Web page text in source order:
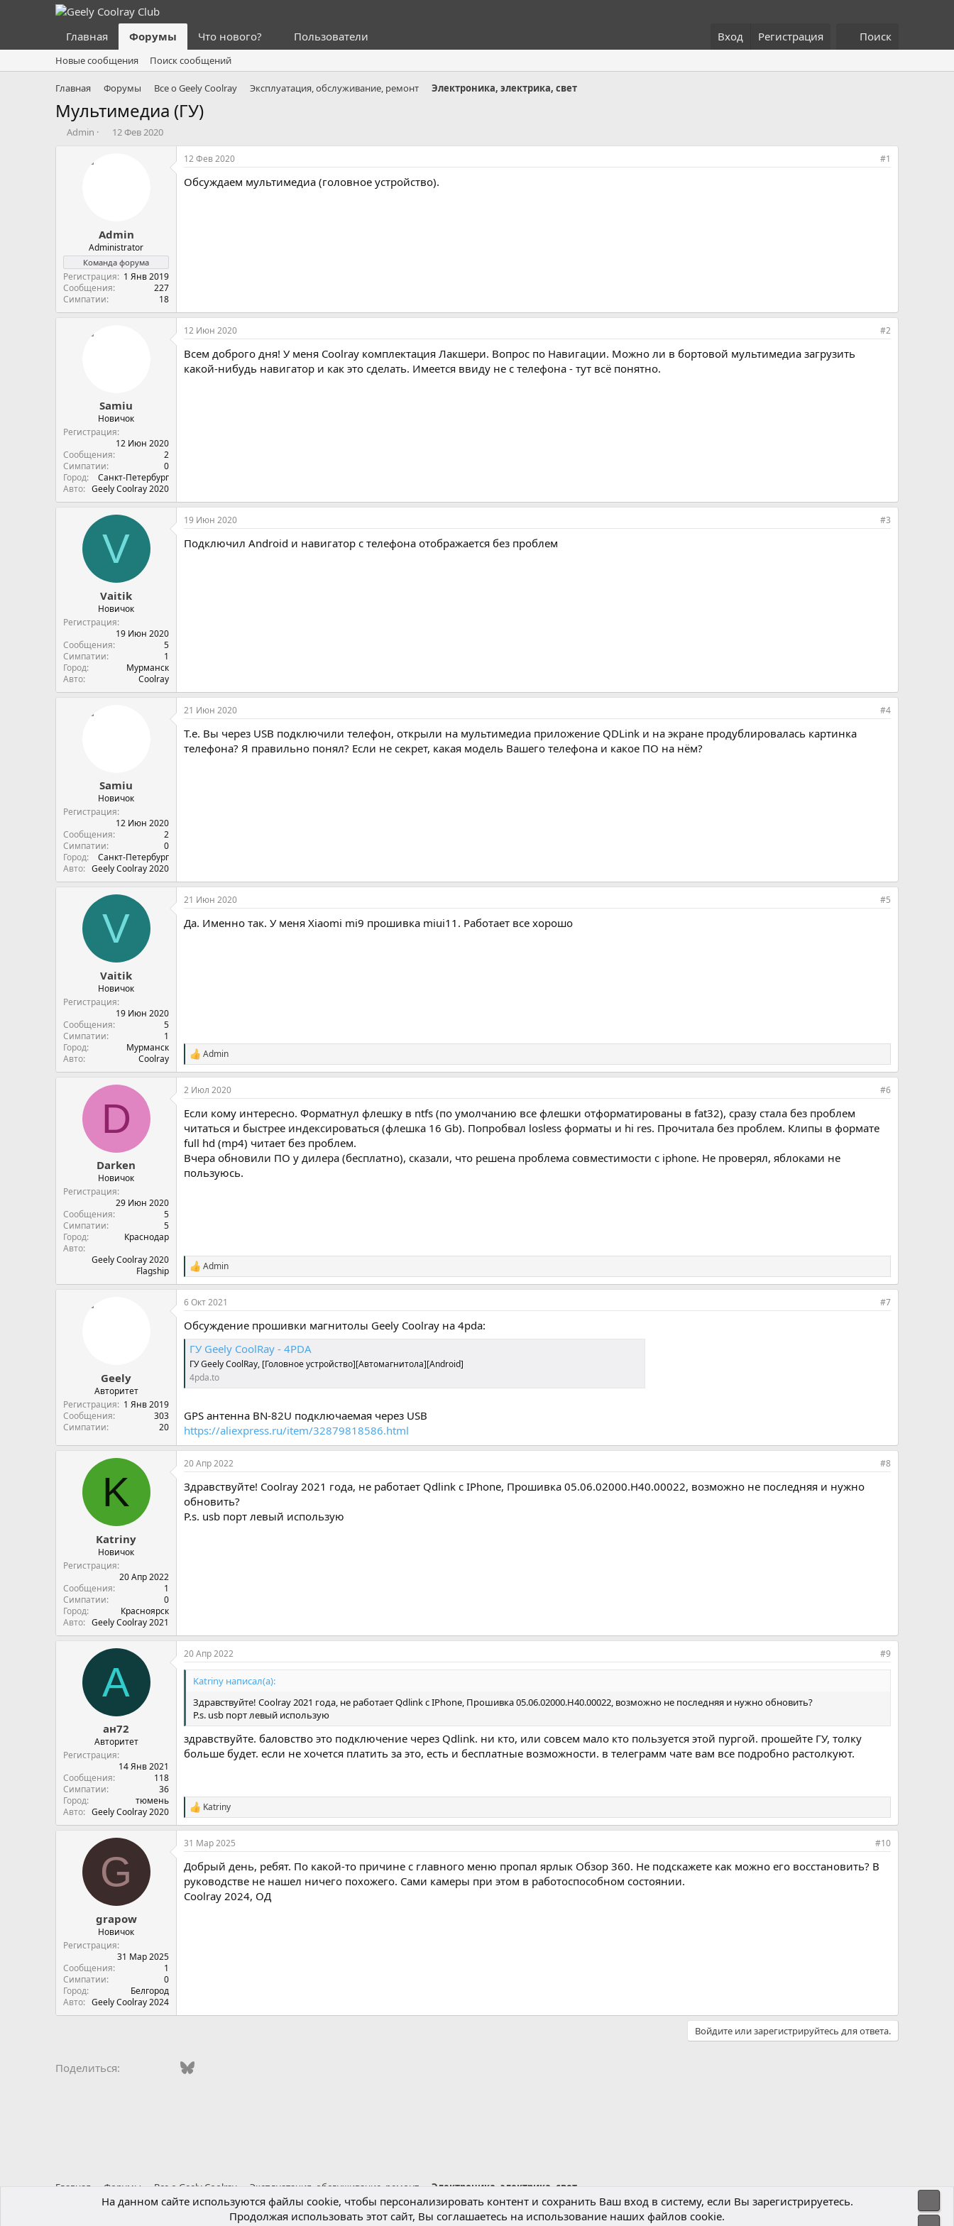
Главная Форумы Что нового? Пользователи Вход Регистрация Поиск
Новые сообщения Поиск сообщений
Главная Форумы Все о Geely Coolray Эксплуатация, обслуживание, ремонт Электроника, электрика, свет
Мультимедиа (ГУ)
А
Admin
Д
л
а
12 Фев 2020
Admin
Administrator
Команда форума
Регистрация
1 Янв 2019
Сообщения
227
Симпатии
18
12 Фев 2020 #1
Обсуждаем мультимедиа (головное устройство).
Samiu
Новичок
Регистрация
12 Июн 2020
Сообщения
2
Симпатии
0
Город
Санкт-Петербург
Авто
Geely Coolray 2020
12 Июн 2020 #2
Всем доброго дня! У меня Coolray комплектация Лакшери. Вопрос по Навигации. Можно ли в бортовой мультимедиа загрузить
какой-нибудь навигатор и как это сделать. Имеется ввиду не с телефона - тут всё понятно.
V
Vaitik
Новичок
Регистрация
19 Июн 2020
Сообщения
5
Симпатии
1
Город
Мурманск
Авто
Coolray
19 Июн 2020 #3
Подключил Android и навигатор с телефона отображается без проблем
Samiu
Новичок
Регистрация
12 Июн 2020
Сообщения
2
Симпатии
0
Город
Санкт-Петербург
Авто
Geely Coolray 2020
21 Июн 2020 #4
Т.е. Вы через USB подключили телефон, открыли на мультимедиа приложение QDLink и на экране продублировалась картинка
телефона? Я правильно понял? Если не секрет, какая модель Вашего телефона и какое ПО на нём?
V
Vaitik
Новичок
Регистрация
19 Июн 2020
Сообщения
5
Симпатии
1
Город
Мурманск
Авто
Coolray
21 Июн 2020 #5
Да. Именно так. У меня Xiaomi mi9 прошивка miui11. Работает все хорошо
С
и
м
п
т
и
:
Admin
D
Darken
Новичок
Регистрация
29 Июн 2020
Сообщения
5
Симпатии
5
Город
Краснодар
Авто
Geely Coolray 2020
Flagship
2 Июл 2020 #6
Если кому интересно. Форматнул флешку в ntfs (по умолчанию все флешки отформатированы в fat32), сразу стала без проблем
читаться и быстрее индексироваться (флешка 16 Gb). Попробвал losless форматы и hi res. Прочитала без проблем. Клипы в формате
full hd (mp4) читает без проблем.
Вчера обновили ПО у дилера (бесплатно), сказали, что решена проблема совместимости с iphone. Не проверял, яблоками не
пользуюсь.
С
и
м
п
т
и
и
:
Admin
Geely
Авторитет
Регистрация
1 Янв 2019
Сообщения
303
Симпатии
20
6 Окт 2021 #7
Обсуждение прошивки магнитолы Geely Coolray на 4pda:
ГУ Geely CoolRay - 4PDA
ГУ Geely CoolRay, [Головное устройство][Автомагнитола][Android]
4pda.to
GPS антенна BN-82U подключаемая через USB
https://aliexpress.ru/item/32879818586.html
K
Katriny
Новичок
Регистрация
20 Апр 2022
Сообщения
1
Симпатии
0
Город
Красноярск
Авто
Geely Coolray 2021
20 Апр 2022 #8
Здравствуйте! Coolray 2021 года, не работает Qdlink с IPhone, Прошивка 05.06.02000.H40.00022, возможно не последняя и нужно
обновить?
P.s. usb порт левый использую
А
ан72
Авторитет
Регистрация
14 Янв 2021
Сообщения
118
Симпатии
36
Город
тюмень
Авто
Geely Coolray 2020
20 Апр 2022 #9
Katriny написал(а):
Здравствуйте! Coolray 2021 года, не работает Qdlink с IPhone, Прошивка 05.06.02000.H40.00022, возможно не последняя и нужно обновить?
P.s. usb порт левый использую
здравствуйте. баловство это подключение через Qdlink. ни кто, или совсем мало кто пользуется этой пургой. прошейте ГУ, толку
больше будет. если не хочется платить за это, есть и бесплатные возможности. в телеграмм чате вам все подробно растолкуют.
С
и
м
п
т
и
и
:
Katriny
G
grapow
Новичок
Регистрация
31 Мар 2025
Сообщения
1
Симпатии
0
Город
Белгород
Авто
Geely Coolray 2024
31 Мар 2025 #10
Добрый день, ребят. По какой-то причине с главного меню пропал ярлык Обзор 360. Не подскажете как можно его восстановить? В
руководстве не нашел ничего похожего. Сами камеры при этом в работоспособном состоянии.
Coolray 2024, ОД
Войдите или зарегистрируйтесь для ответа.
Поделиться: Vkontakte
FacebookBluesky
Главная Форумы Все о Geely Coolray Эксплуатация, обслуживание, ремонт Электроника, электрика, свет
Обратная связь Условия и правила Политика конфиденциальности
На данном сайте используются файлы cookie, чтобы персонализировать контент и сохранить Ваш вход в систему, если Вы зарегистрируетесь.
Продолжая использовать этот сайт, Вы соглашаетесь на использование наших файлов cookie.